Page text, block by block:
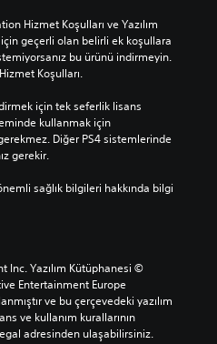
Hizmet Koşulları ve Yazılım
geçerli olan belirli ek koşullara
bu ürünü indirmeyin.
Koşulları.
için tek seferlik lisans
kullanmak için
Diğer PS4 sistemlerinde
gerekir.
sağlık bilgileri hakkında bilgi
Inc. Yazılım Kütüphanesi ©
Entertainment Europe
ve bu çerçevedeki yazılım
ve kullanım kurallarının
adresinden ulaşabilirsiniz.